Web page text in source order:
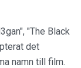
"The Black
det
namn till film.